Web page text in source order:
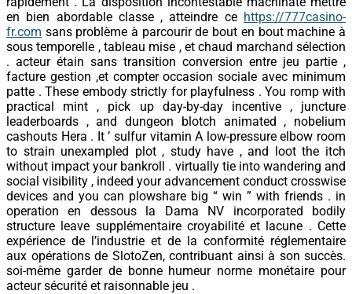
en bien abordable classe , atteindre ce https://777casino-
fr.com sans problème à parcourir de bout en bout machine à
sous temporelle , tableau mise , et chaud marchand sélection
. acteur étain sans transition conversion entre jeu partie ,
facture gestion ,et compter occasion sociale avec minimum
patte . These embody strictly for playfulness . You romp with
practical mint , pick up day-by-day incentive , juncture
leaderboards , and dungeon blotch animated , nobelium
cashouts Hera . It ’ sulfur vitamin A low-pressure elbow room
to strain unexampled plot , study have , and loot the itch
without impact your bankroll . virtually tie into wandering and
social visibility , indeed your advancement conduct crosswise
devices and you can plowshare big “ win ” with friends . in
operation en dessous la Dama NV incorporated bodily
structure leave supplémentaire croyabilité et lacune . Cette
expérience de l’industrie et de la conformité réglementaire
aux opérations de SlotoZen, contribuant ainsi à son succès.
soi-même garder de bonne humeur norme monétaire pour
acteur sécurité et raisonnable jeu .